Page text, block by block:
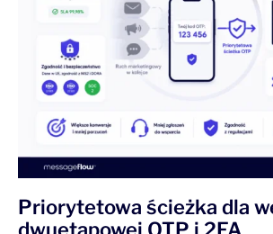
Priorytetowa ścieżka dla